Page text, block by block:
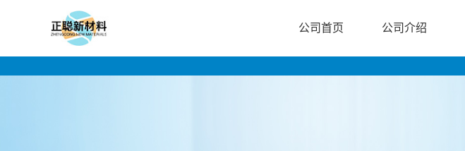
公司首页 公司介绍